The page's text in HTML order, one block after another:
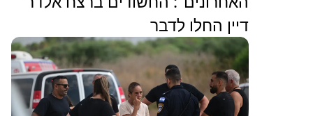
דיין החלו לדבר